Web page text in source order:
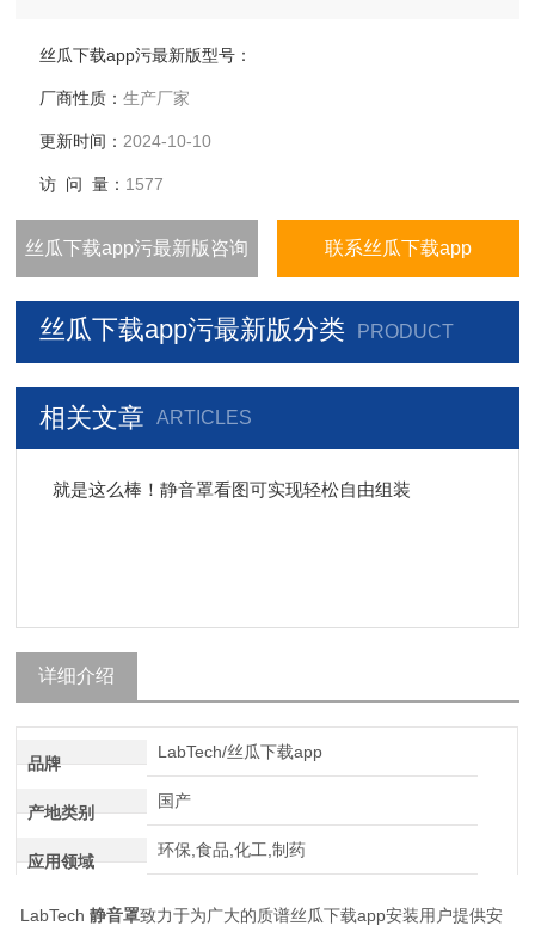
丝瓜下载app污最新版型号：
厂商性质：生产厂家
更新时间： 2024-10-10
访 问 量： 1577
丝瓜下载app污最新版咨询 联系丝瓜下载app
丝瓜下载app污最新版分类 PRODUCT
相关文章 ARTICLES
就是这么棒！静音罩看图可实现轻松自由组装
详细介绍
品牌
LabTech/丝瓜下载app
产地类别
国产
应用领域
环保,食品,化工,制药
LabTech静音罩致力于为广大的质谱丝瓜下载app安装用户提供安